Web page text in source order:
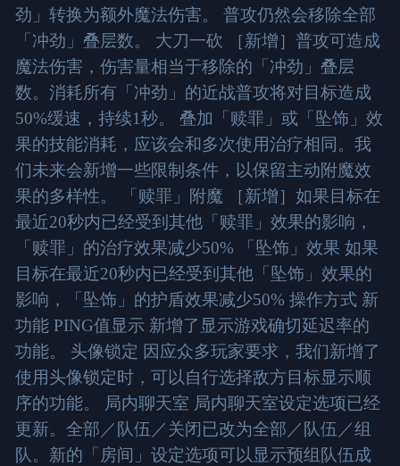
劲」转换为额外魔法伤害。 普攻仍然会移除全部
「冲劲」叠层数。 大刀一砍 ［新增］普攻可造成
魔法伤害，伤害量相当于移除的「冲劲」叠层
数。消耗所有「冲劲」的近战普攻将对目标造成
50%缓速，持续1秒。 叠加「赎罪」或「坠饰」效
果的技能消耗，应该会和多次使用治疗相同。我
们未来会新增一些限制条件，以保留主动附魔效
果的多样性。 「赎罪」附魔 ［新增］如果目标在
最近20秒内已经受到其他「赎罪」效果的影响，
「赎罪」的治疗效果减少50% 「坠饰」效果 如果
目标在最近20秒内已经受到其他「坠饰」效果的
影响，「坠饰」的护盾效果减少50% 操作方式 新
功能 PING值显示 新增了显示游戏确切延迟率的
功能。 头像锁定 因应众多玩家要求，我们新增了
使用头像锁定时，可以自行选择敌方目标显示顺
序的功能。 局内聊天室 局内聊天室设定选项已经
更新。全部／队伍／关闭已改为全部／队伍／组
队。新的「房间」设定选项可以显示预组队伍成